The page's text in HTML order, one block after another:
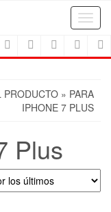
» PARA
IPHONE 7 PLUS
Plus